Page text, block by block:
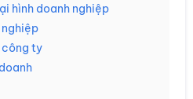
hình doanh nghiệp
công ty